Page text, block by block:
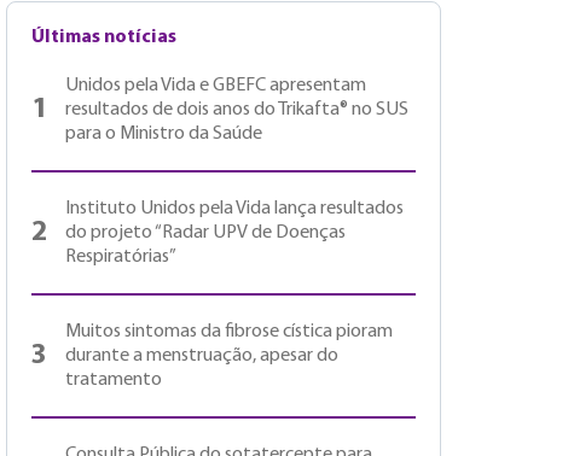
Últimas notícias
1
Unidos pela Vida e GBEFC apresentam
resultados de dois anos do Trikafta® no SUS
para o Ministro da Saúde
2
Instituto Unidos pela Vida lança resultados
do projeto “Radar UPV de Doenças
Respiratórias”
3
Muitos sintomas da fibrose cística pioram
durante a menstruação, apesar do
tratamento